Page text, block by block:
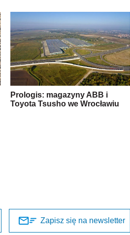
Prologis: magazyny ABB i
Toyota Tsusho we Wrocławiu
Zapisz się na newsletter